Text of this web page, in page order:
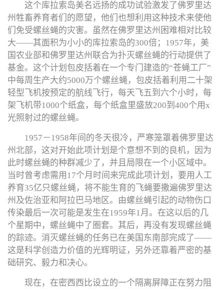
这个库拉索岛美名远扬的成功试验激发了佛罗里达
州牲畜养育者们的愿望，他们也想利用这种技术来使他
们免受螺丝蝇的灾害。虽然在佛罗里达州困难相对比较
大——其面积为小小的库拉索岛的300倍；1957年，美
国农业部和佛罗里达州联合为扑灭螺丝蝇的行动提供了
基金。这个计划包皮括着在一个专门建造的“苍蝇工厂”
中每周生产大约5000万个螺丝蝇，包皮括着利用二十架
轻型飞机按预定的航线飞行，每天飞五到六个小时，每
架飞机带1000个纸盒，每个纸盒里盛放200到400个用x
光照射过的螺丝蝇。
1957－1958年间的冬天很冷，严寒笼罩着佛罗里达
州北部，这对开始此项计划是个意想不到的良机，因为
此时螺丝蝇的种群减少了，并且局限在一个小区域中。
当时曾考虑需用17个月时间来完成此项计划，要用人工
养育35亿只螺丝蝇，将不能生育的飞蝇要撒遍佛罗里达
州及佐治亚和阿拉巴马地区。由螺丝蝇引起的动物伤口
传染最后一次可能是发生在1959年1月。在这以后的几
个星期中，螺丝蝇中了圈套。其后，再没有发现螺丝蝇
的踪迹。消灭螺丝蝇的任务已在美国东南部完成了——
这是科学创造力价值的光辉明证，另外还靠着严密的基
础研究、毅力和决心。
现在，在密西西比设立的一个隔离屏障正在努力阻